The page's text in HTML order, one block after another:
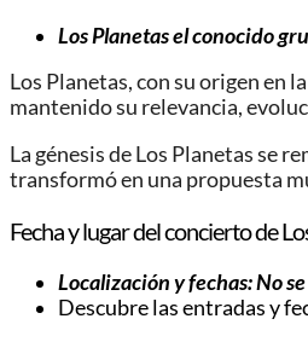
Los Planetas el conocido
Los Planetas, con su origen en
mantenido su relevancia,
La génesis de Los Planetas se
transformó en una propuesta
Fecha y lugar del concierto de
Localización y fechas: No
Descubre las entradas y